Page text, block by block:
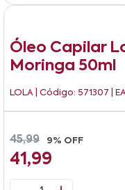
Óleo Capilar
Moringa 50ml
LOLA | Código: 571307 |
45,99 9% OFF
41,99